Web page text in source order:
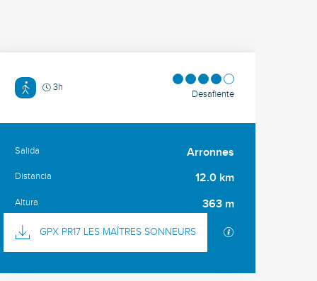
3h
Desafiente
Información práctica
Salida Arronnes
Distancia 12.0 km
Altura 363 m
Documentación
GPX PR17 LES MAÎTRES SONNEURS Los archivos